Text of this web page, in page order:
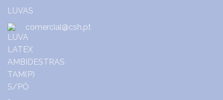
comercial@csh.pt